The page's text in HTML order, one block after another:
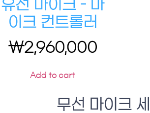
유선 마이크 – 마
이크 컨트롤러
₩2,960,000
Add to cart
무선 마이크